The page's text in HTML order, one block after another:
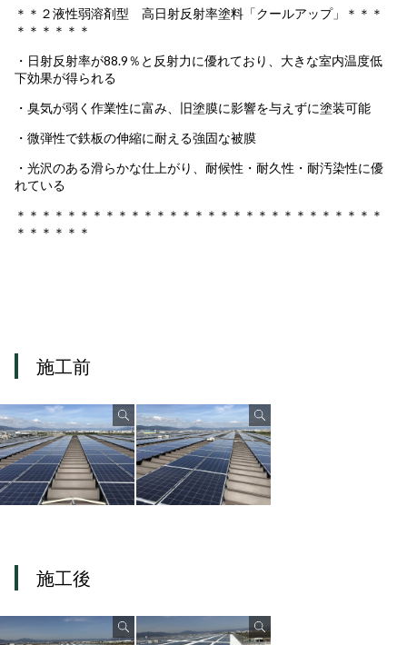
＊＊２液性弱溶剤型 高日射反射率塗料「クールアップ」＊＊＊
＊＊＊＊＊＊
・日射反射率が88.9％と反射力に優れており、大きな室内温度低
下効果が得られる
・臭気が弱く作業性に富み、旧塗膜に影響を与えずに塗装可能
・微弾性で鉄板の伸縮に耐える強固な被膜
・光沢のある滑らかな仕上がり、耐候性・耐久性・耐汚染性に優
れている
＊＊＊＊＊＊＊＊＊＊＊＊＊＊＊＊＊＊＊＊＊＊＊＊＊＊＊＊＊
＊＊＊＊＊＊
施工前
施工後